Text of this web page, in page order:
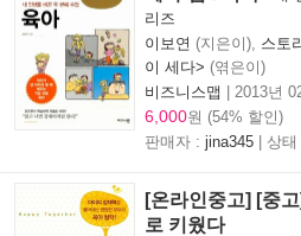
리즈
이보연 (지은이), 스토
이 세다> (엮은이)
비즈니스맵 | 2013년
6,000원 (54% 할인)
판매자 : jina345 | 상태
[온라인중고] [중
로 키웠다